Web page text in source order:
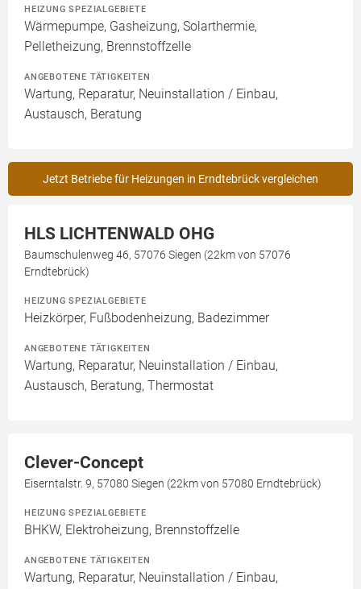
HEIZUNG SPEZIALGEBIETE
Wärmepumpe, Gasheizung, Solarthermie,
Pelletheizung, Brennstoffzelle
ANGEBOTENE TÄTIGKEITEN
Wartung, Reparatur, Neuinstallation / Einbau,
Austausch, Beratung
Jetzt Betriebe für Heizungen in Erndtebrück vergleichen
HLS LICHTENWALD OHG
Baumschulenweg 46, 57076 Siegen (22km von 57076
Erndtebrück)
HEIZUNG SPEZIALGEBIETE
Heizkörper, Fußbodenheizung, Badezimmer
ANGEBOTENE TÄTIGKEITEN
Wartung, Reparatur, Neuinstallation / Einbau,
Austausch, Beratung, Thermostat
Clever-Concept
Eiserntalstr. 9, 57080 Siegen (22km von 57080 Erndtebrück)
HEIZUNG SPEZIALGEBIETE
BHKW, Elektroheizung, Brennstoffzelle
ANGEBOTENE TÄTIGKEITEN
Wartung, Reparatur, Neuinstallation / Einbau,